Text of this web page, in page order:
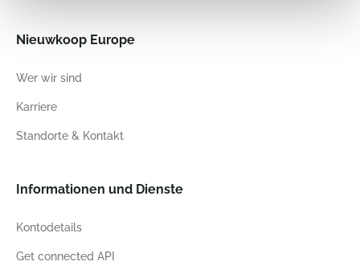
Nieuwkoop Europe
Wer wir sind
Karriere
Standorte & Kontakt
Informationen und Dienste
Kontodetails
Get connected API